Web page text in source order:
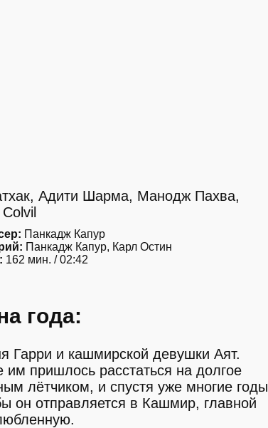
Адити Шарма, Манодж Пахва,
Панкадж Капур
Панкадж Капур, Карл Остин
162 мин. / 02:42
года:
Гарри и кашмирской девушки Аят.
пришлось расстаться на долгое
лётчиком, и спустя уже многие годы
он отправляется в Кашмир, главной